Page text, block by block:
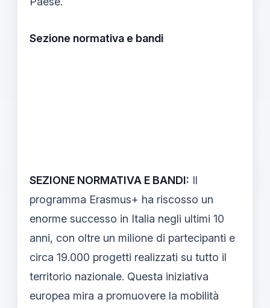
Sezione normativa e bandi
SEZIONE NORMATIVA E BANDI: Il
programma Erasmus+ ha riscosso un
enorme successo in Italia negli ultimi 10
anni, con oltre un milione di partecipanti e
circa 19.000 progetti realizzati su tutto il
territorio nazionale. Questa iniziativa
europea mira a promuovere la mobilità